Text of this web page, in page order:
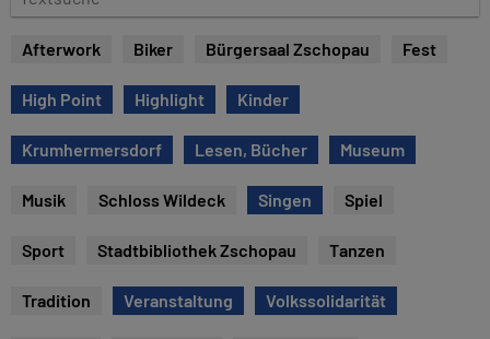
e
s
u
c
Afterwork Biker Bürgersaal Zschopau Fest
High Point Highlight Kinder
Krumhermersdorf Lesen, Bücher Museum
Musik Schloss Wildeck Singen Spiel
Sport Stadtbibliothek Zschopau Tanzen
Tradition Veranstaltung Volkssolidarität